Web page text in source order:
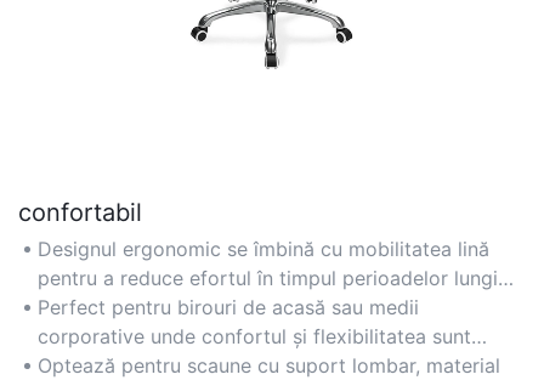
confortabil
Designul ergonomic se îmbină cu mobilitatea lină
pentru a reduce efortul în timpul perioadelor lungi
de ședere.
Perfect pentru birouri de acasă sau medii
corporative unde confortul și flexibilitatea sunt
prioritare.
Optează pentru scaune cu suport lombar, material